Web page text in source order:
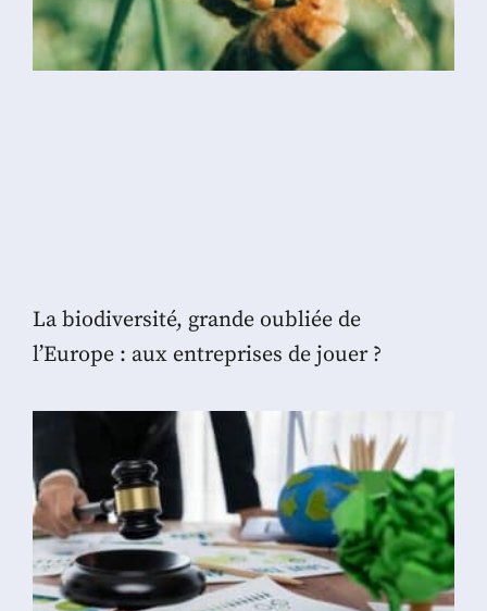
La biodiversité, grande oubliée de
l’Europe : aux entreprises de jouer ?